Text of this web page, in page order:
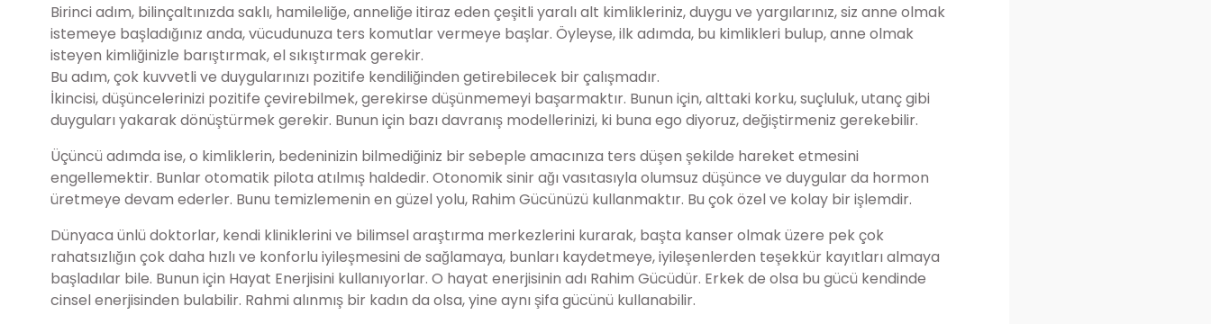
Birinci adım, bilinçaltınızda saklı, hamileliğe, anneliğe itiraz eden çeşitli yaralı alt kimlikleriniz, duygu ve yargılarınız, siz anne olmak
istemeye başladığınız anda, vücudunuza ters komutlar vermeye başlar. Öyleyse, ilk adımda, bu kimlikleri bulup, anne olmak
isteyen kimliğinizle barıştırmak, el sıkıştırmak gerekir.
Bu adım, çok kuvvetli ve duygularınızı pozitife kendiliğinden getirebilecek bir çalışmadır.
İkincisi, düşüncelerinizi pozitife çevirebilmek, gerekirse düşünmemeyi başarmaktır. Bunun için, alttaki korku, suçluluk, utanç gibi
duyguları yakarak dönüştürmek gerekir. Bunun için bazı davranış modellerinizi, ki buna ego diyoruz, değiştirmeniz gerekebilir.
Üçüncü adımda ise, o kimliklerin, bedeninizin bilmediğiniz bir sebeple amacınıza ters düşen şekilde hareket etmesini
engellemektir. Bunlar otomatik pilota atılmış haldedir. Otonomik sinir ağı vasıtasıyla olumsuz düşünce ve duygular da hormon
üretmeye devam ederler. Bunu temizlemenin en güzel yolu, Rahim Gücünüzü kullanmaktır. Bu çok özel ve kolay bir işlemdir.
Dünyaca ünlü doktorlar, kendi kliniklerini ve bilimsel araştırma merkezlerini kurarak, başta kanser olmak üzere pek çok
rahatsızlığın çok daha hızlı ve konforlu iyileşmesini de sağlamaya, bunları kaydetmeye, iyileşenlerden teşekkür kayıtları almaya
başladılar bile. Bunun için Hayat Enerjisini kullanıyorlar. O hayat enerjisinin adı Rahim Gücüdür. Erkek de olsa bu gücü kendinde
cinsel enerjisinden bulabilir. Rahmi alınmış bir kadın da olsa, yine aynı şifa gücünü kullanabilir.